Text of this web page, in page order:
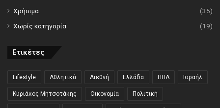
Χρήσιμα
(35)
Χωρίς κατηγορία
(19)
Ετικέτες
Lifestyle Αθλητικά Διεθνή Ελλάδα ΗΠΑ Ισραήλ
Κυριάκος Μητσοτάκης Οικονομία Πολιτική